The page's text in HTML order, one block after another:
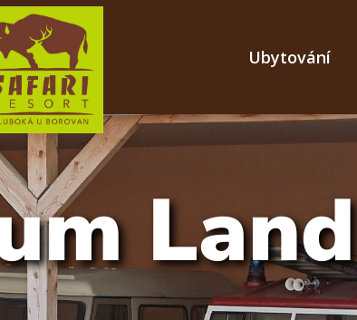
Ubytování
Land